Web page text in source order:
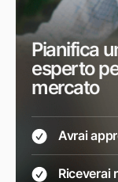
Pianifica
esperto
mercato
Avrai
Riceverai